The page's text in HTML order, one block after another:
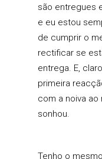
são entregues
e eu estou
de cumprir o
rectificar se
entrega. E,
primeira
com a noiva
sonhou.
Tenho o